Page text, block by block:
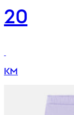
20
KM